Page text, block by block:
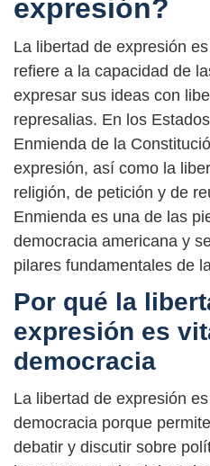
expresión?
La libertad de expresión
refiere a la capacidad de
expresar sus ideas con
represalias. En los
Enmienda de la
expresión, así como la
religión, de petición y de
Enmienda es una de las
democracia americana y
pilares fundamentales de
Por qué la
expresión es
democracia
La libertad de expresión
democracia porque
debatir y discutir sobre